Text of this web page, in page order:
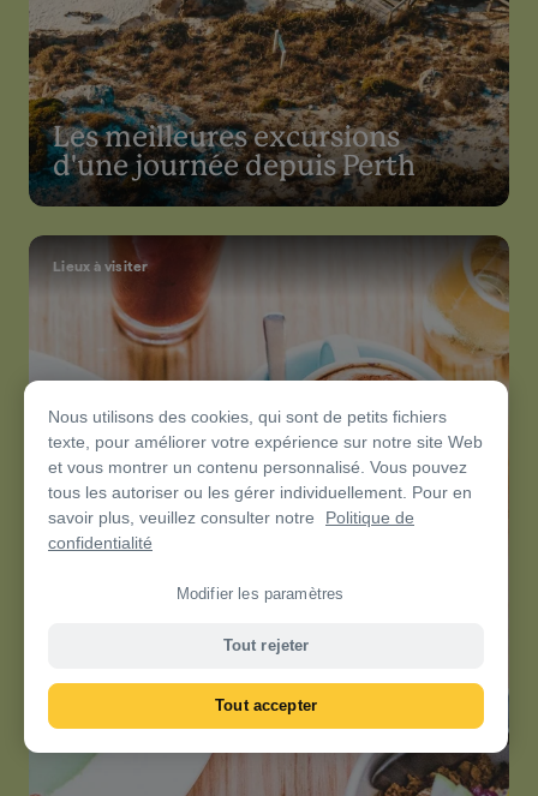
Les meilleures excursions
d'une journée depuis Perth
Lieux à visiter
Nous utilisons des cookies, qui sont de petits fichiers
texte, pour améliorer votre expérience sur notre site Web
et vous montrer un contenu personnalisé. Vous pouvez
tous les autoriser ou les gérer individuellement. Pour en
savoir plus, veuillez consulter notre
Politique de
confidentialité
Tout accepter
Tout rejeter
Modifier les paramètres